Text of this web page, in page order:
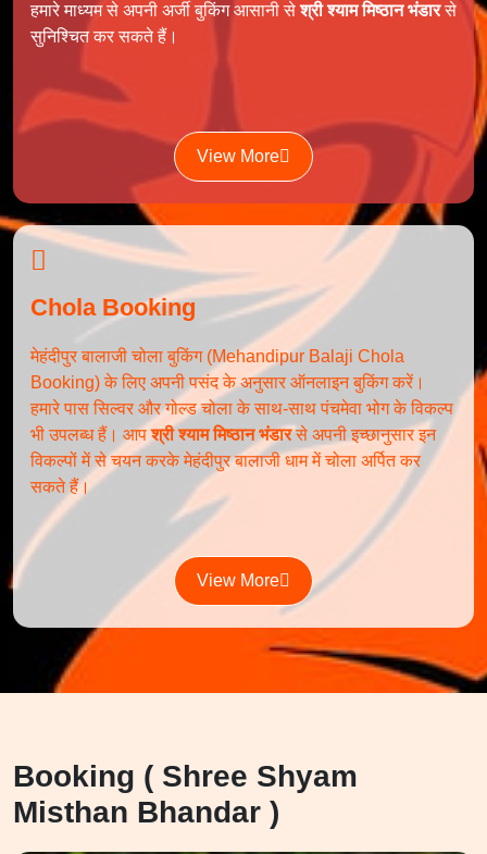
हमारे माध्यम से अपनी अर्जी बुकिंग आसानी सेश्री श्याम मिष्ठान भंडारसे
सुनिश्चित कर सकते हैं।
View More
Chola Booking
मेहंदीपुर बालाजी चोला बुकिंग (Mehandipur Balaji Chola
Booking) के लिए अपनी पसंद के अनुसार ऑनलाइन बुकिंग करें।
हमारे पास सिल्वर और गोल्ड चोला के साथ-साथ पंचमेवा भोग के विकल्प
भी उपलब्ध हैं। आपश्री श्याम मिष्ठान भंडारसे अपनी इच्छानुसार इन
विकल्पों में से चयन करके मेहंदीपुर बालाजी धाम में चोला अर्पित कर
सकते हैं।
View More
Booking ( Shree Shyam
Misthan Bhandar )